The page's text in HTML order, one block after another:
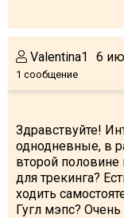
Valentina1
1 сообщение
6
Здравствуйте!
однодневные, в
второй
для трекинга?
ходить
Гугл мэпс?